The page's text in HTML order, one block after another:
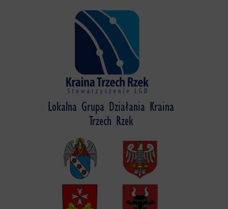
Lokalna Grupa Działania Kraina
Trzech Rzek